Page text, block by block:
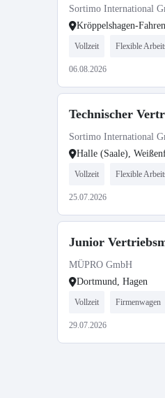
Sortimo International
Kröppelshagen-
Vollzeit Flexible
06.08.2026
Technischer
Sortimo International
Halle (Saale),
Vollzeit Flexible
25.07.2026
Junior
MÜPRO GmbH
Dortmund, Hagen
Vollzeit Firmenwagen
29.07.2026